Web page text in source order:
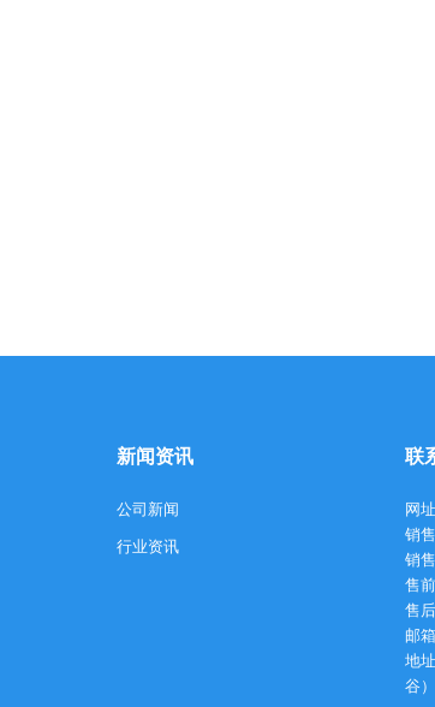
新闻资讯
公司新闻
行业资讯
联
网
销
销
售
售
邮
地
谷）